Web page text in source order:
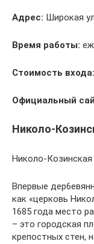
Адрес: Широкая
Время работы:
Стоимость входа:
Официальный
Николо-
Николо-Козинская
Впервые
как «церковь
1685 года место
– это городская
крепостных стен,